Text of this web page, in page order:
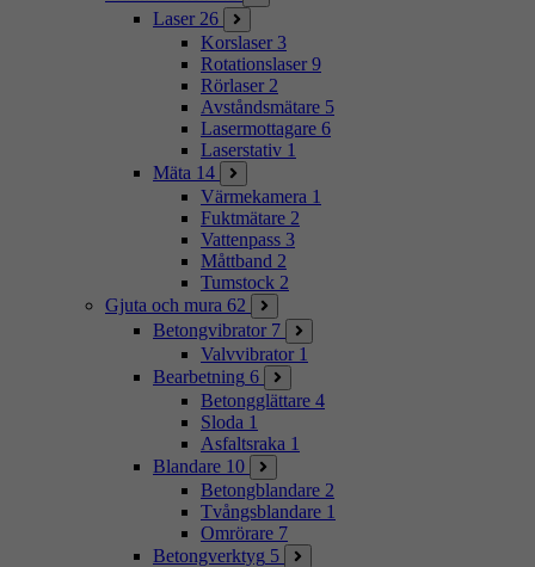
Laser 26
Korslaser 3
Rotationslaser 9
Rörlaser 2
Avståndsmätare 5
Lasermottagare 6
Laserstativ 1
Mäta 14
Värmekamera 1
Fuktmätare 2
Vattenpass 3
Måttband 2
Tumstock 2
Gjuta och mura 62
Betongvibrator 7
Valvvibrator 1
Bearbetning 6
Betongglättare 4
Sloda 1
Asfaltsraka 1
Blandare 10
Betongblandare 2
Tvångsblandare 1
Omrörare 7
Betongverktyg 5